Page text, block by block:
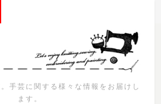
手芸に関する様々な情報をお届けし
ます。